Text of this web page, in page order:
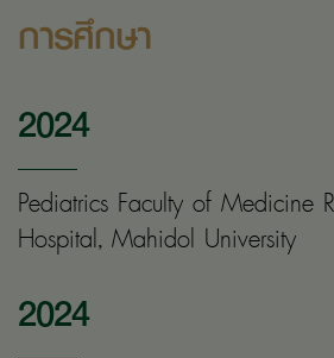
การศึกษา
2024
Pediatrics Faculty of Medicine
Hospital, Mahidol University
2024